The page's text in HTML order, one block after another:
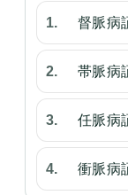
督脈病
帯脈病
任脈病
衝脈病